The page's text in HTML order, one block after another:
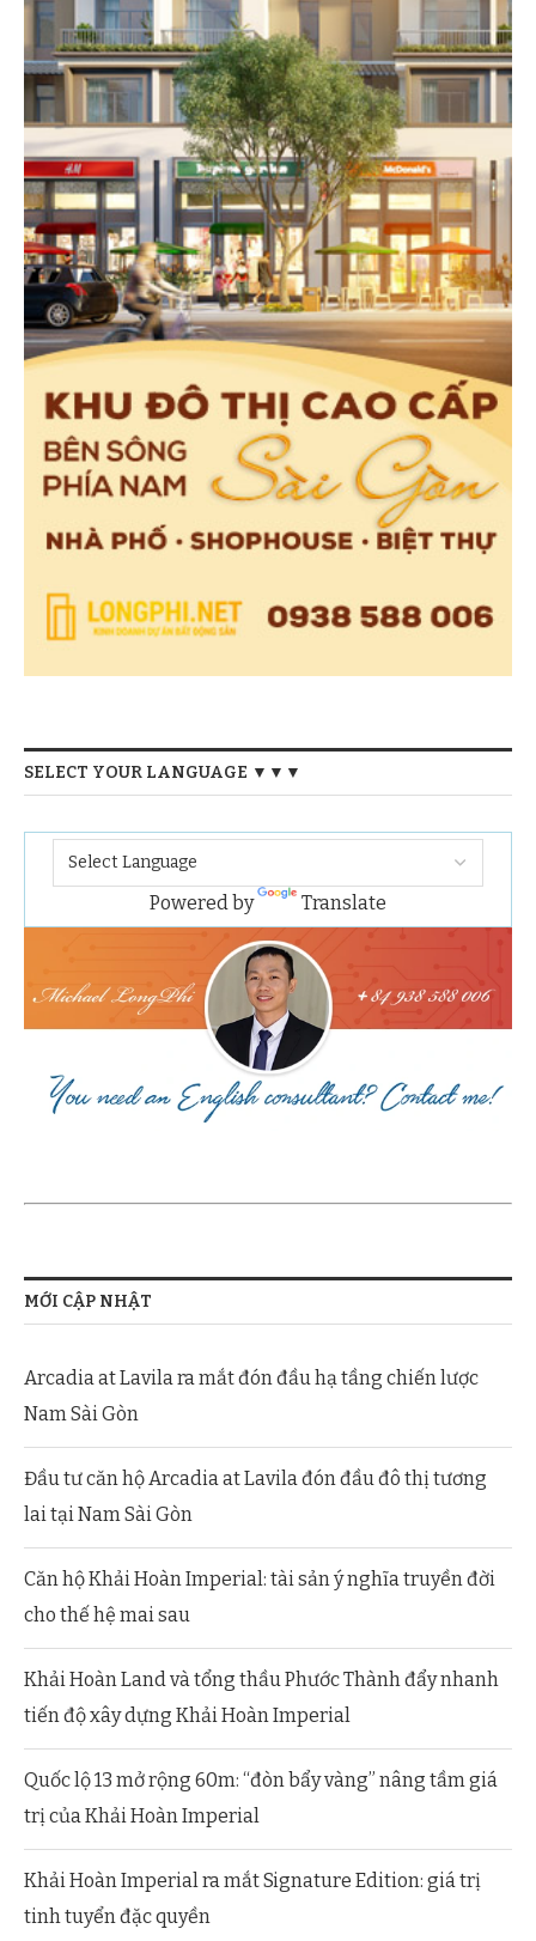
SELECT YOUR LANGUAGE ▼▼▼
Powered by Translate
MỚI CẬP NHẬT
Arcadia at Lavila ra mắt đón đầu hạ tầng chiến lược
Nam Sài Gòn
Đầu tư căn hộ Arcadia at Lavila đón đầu đô thị tương
lai tại Nam Sài Gòn
Căn hộ Khải Hoàn Imperial: tài sản ý nghĩa truyền đời
cho thế hệ mai sau
Khải Hoàn Land và tổng thầu Phước Thành đẩy nhanh
tiến độ xây dựng Khải Hoàn Imperial
Quốc lộ 13 mở rộng 60m: “đòn bẩy vàng” nâng tầm giá
trị của Khải Hoàn Imperial
Khải Hoàn Imperial ra mắt Signature Edition: giá trị
tinh tuyển đặc quyền